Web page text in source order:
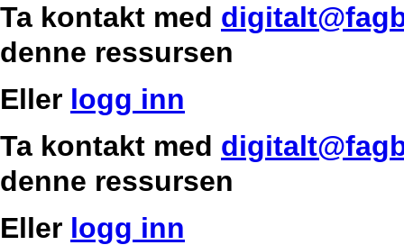
Ta kontakt med
denne ressursen
Eller logg inn
Ta kontakt med
denne ressursen
Eller logg inn